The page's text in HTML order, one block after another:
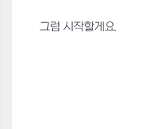
그럼 시작할게요.